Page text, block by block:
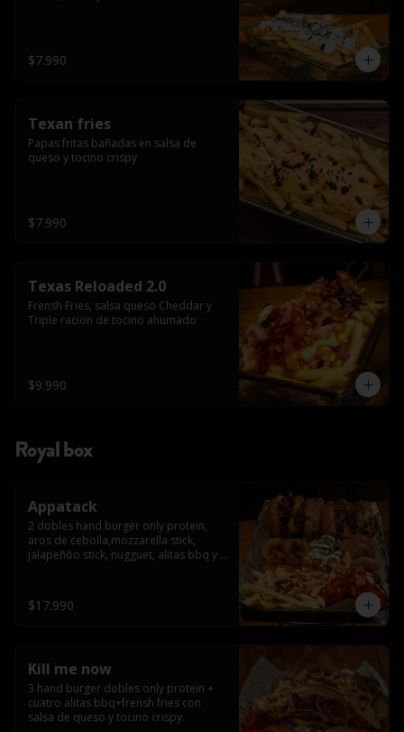
$7.990
Texan fries
Papas fritas bañadas en salsa de
queso y tocino crispy
$7.990
Texas Reloaded 2.0
Frensh Fries, salsa queso Cheddar y
Triple racion de tocino ahumado
$9.990
Royal box
Appatack
2 dobles hand burger only protein,
aros de cebolla,mozzarella stick,
jalapeñõo stick, nugguet, alitas bbq y
$17.990
Kill me now
3 hand burger dobles only protein +
cuatro alitas bbq+frensh fries con
salsa de queso y tocino crispy.